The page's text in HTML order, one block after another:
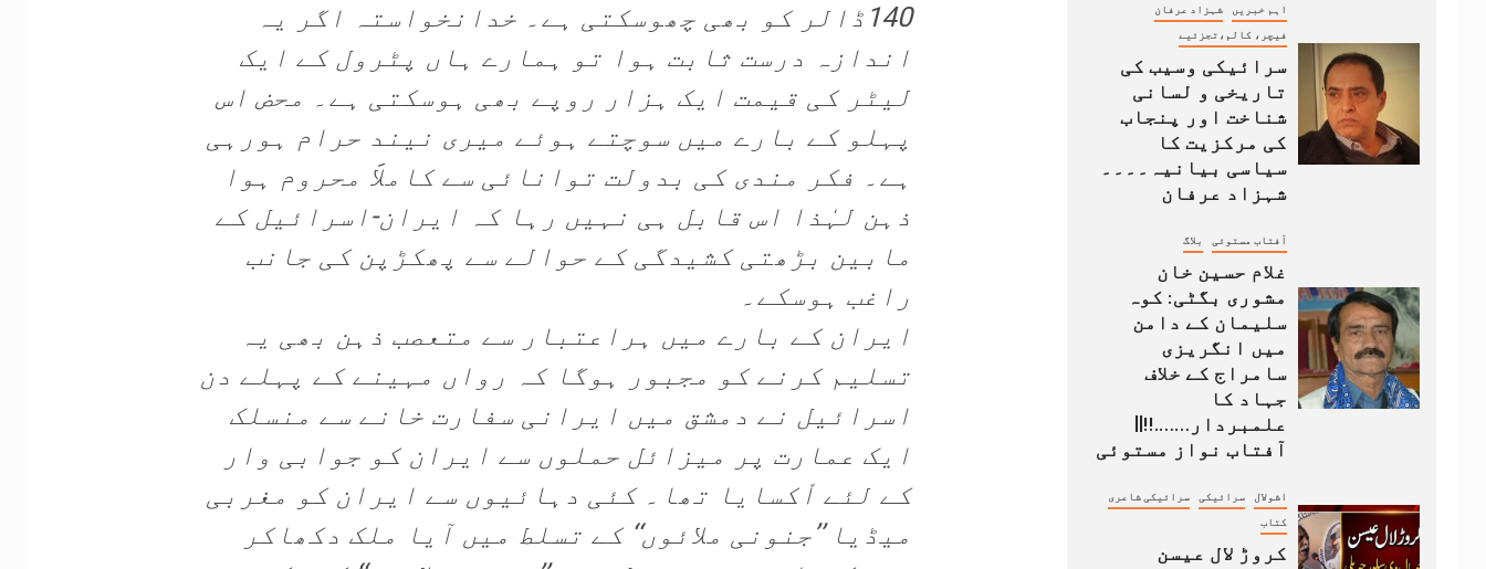
140ڈالر کو بھی چھوسکتی ہے۔ خدانخواستہ اگر یہ
اندازہ درست ثابت ہوا تو ہمارے ہاں پٹرول کے ایک
لیٹر کی قیمت ایک ہزار روپے بھی ہوسکتی ہے۔ محض اس
پہلو کے بارے میں سوچتے ہوئے میری نیند حرام ہورہی
ہے۔ فکر مندی کی بدولت توانائی سے کاملاََ محروم ہوا
ذہن لہٰذا اس قابل ہی نہیں رہا کہ ایران-اسرائیل کے
مابین بڑھتی کشیدگی کے حوالے سے پھکڑپن کی جانب
راغب ہوسکے۔
ایران کے بارے میں ہراعتبار سے متعصب ذہن بھی یہ
تسلیم کرنے کو مجبور ہوگا کہ رواں مہینے کے پہلے دن
اسرائیل نے دمشق میں ایرانی سفارت خانے سے منسلک
ایک عمارت پر میزائل حملوں سے ایران کو جوابی وار
کے لئے اْکسایا تھا۔ کئی دہائیوں سے ایران کو مغربی
میڈیا ’’جنونی ملائوں‘‘ کے تسلط میں آیا ملک دکھاکر
اہم خبریں شہزاد عرفان
فیچر، کالم،تجزئیے
سرائیکی وسیب کی
تاریخی و لسانی
شناخت اور پنجاب
کی مرکزیت کا
سیاسی بیانیہ۔۔۔۔
شہزاد عرفان
آفتاب مستوئی بلاگ
غلام حسین خان
مشوری بگٹی: کوہ
سلیمان کے دامن
میں انگریزی
سامراج کے خلاف
جہاد کا
علمبردار…….!!||
آفتاب نواز مستوئی
اشولال سرائیکی سرائیکی شاعری
کتاب
کروڑ لال عیسن